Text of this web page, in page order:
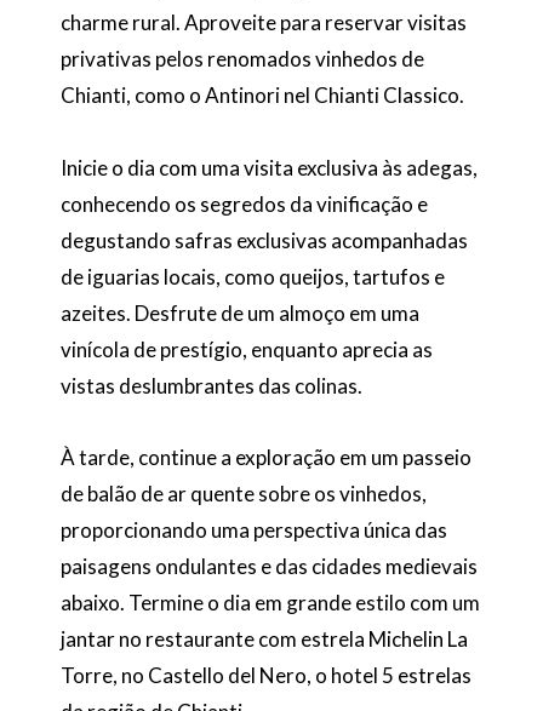
charme rural. Aproveite para reservar visitas
privativas pelos renomados vinhedos de
Chianti, como o Antinori nel Chianti Classico.
Inicie o dia com uma visita exclusiva às adegas,
conhecendo os segredos da vinificação e
degustando safras exclusivas acompanhadas
de iguarias locais, como queijos, tartufos e
azeites. Desfrute de um almoço em uma
vinícola de prestígio, enquanto aprecia as
vistas deslumbrantes das colinas.
À tarde, continue a exploração em um passeio
de balão de ar quente sobre os vinhedos,
proporcionando uma perspectiva única das
paisagens ondulantes e das cidades medievais
abaixo. Termine o dia em grande estilo com um
jantar no restaurante com estrela Michelin La
Torre, no Castello del Nero, o hotel 5 estrelas